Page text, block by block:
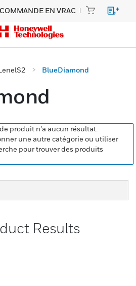
COMMANDE EN VRAC
BlueDiamond
produit n’a aucun résultat.
une autre catégorie ou utiliser
pour trouver des produits
Results